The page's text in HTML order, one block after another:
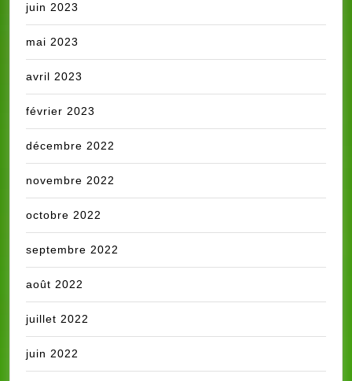
juin 2023
mai 2023
avril 2023
février 2023
décembre 2022
novembre 2022
octobre 2022
septembre 2022
août 2022
juillet 2022
juin 2022